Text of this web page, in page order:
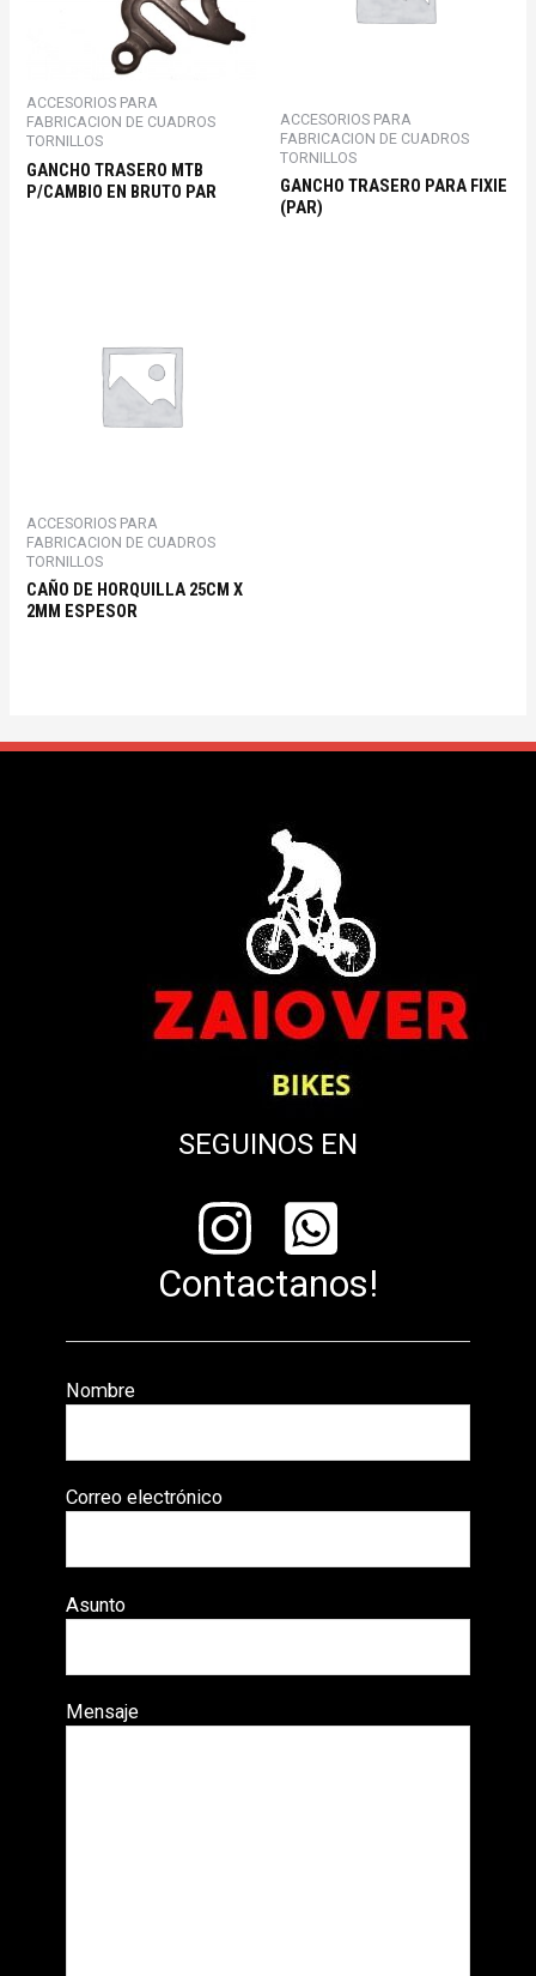
ACCESORIOS PARA
FABRICACION DE CUADROS
TORNILLOS
GANCHO TRASERO MTB
P/CAMBIO EN BRUTO PAR
ACCESORIOS PARA
FABRICACION DE CUADROS
TORNILLOS
GANCHO TRASERO PARA FIXIE
(PAR)
ACCESORIOS PARA
FABRICACION DE CUADROS
TORNILLOS
CAÑO DE HORQUILLA 25CM X
2MM ESPESOR
SEGUINOS EN
Contactanos!
Nombre
Correo electrónico
Asunto
Mensaje